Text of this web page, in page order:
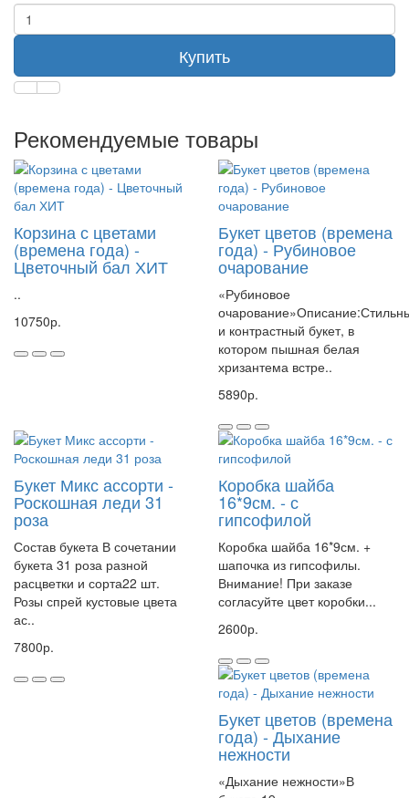
Купить
Рекомендуемые товары
Корзина с цветами
(времена года) -
Цветочный бал ХИТ
..
10750р.
Букет цветов (времена
года) - Рубиновое
очарование
«Рубиновое
и контрастный букет, в
котором пышная белая
хризантема встре..
5890р.
Букет Микс ассорти -
Роскошная леди 31
роза
Состав букета В сочетании
букета 31 роза разной
расцветки и сорта22 шт.
Розы спрей кустовые цвета
ас..
7800р.
Коробка шайба
16*9см. - с
гипсофилой
Коробка шайба 16*9см. +
шапочка из гипсофилы.
Внимание! При заказе
согласуйте цвет коробки...
2600р.
Букет цветов (времена
года) - Дыхание
нежности
«Дыхание нежности»В